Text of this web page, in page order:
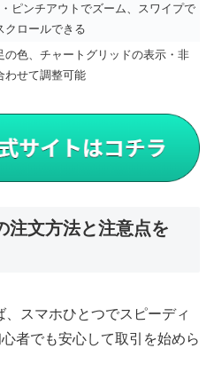
ピンチアウトでズーム、スワイプで
クロールできる
の色、チャートグリッドの表示・非
わせて調整可能
注文方法と注意点を
スマホひとつでスピーディ
者でも安心して取引を始めら